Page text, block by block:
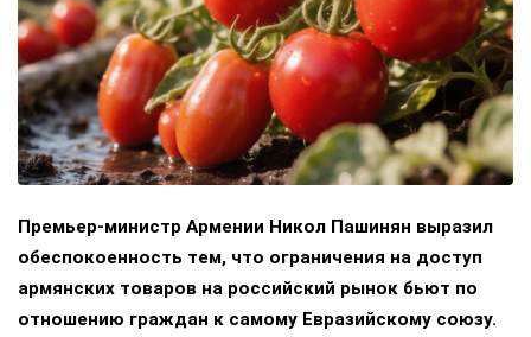
Премьер-министр Армении Никол Пашинян выразил
обеспокоенность тем, что ограничения на доступ
армянских товаров на российский рынок бьют по
отношению граждан к самому Евразийскому союзу.